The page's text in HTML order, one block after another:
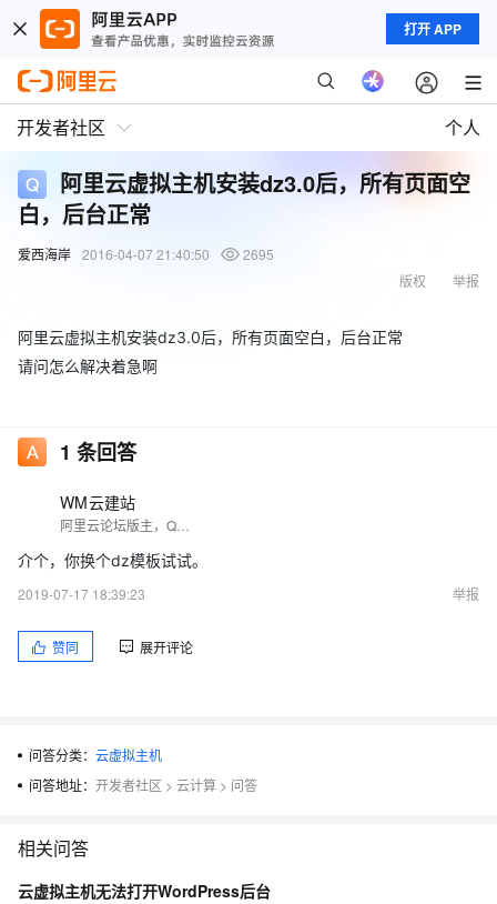
打开 APP
开发者社区 个人
阿里云虚拟主机安装dz3.0后，所有页面空
白，后台正常
爱西海岸 2016-04-07 21:40:50
2695
举报
版权
阿里云虚拟主机安装dz3.0后，所有页面空白，后台正常
请问怎么解决着急啊
1 条回答
WM云建站
介个，你换个dz模板试试。
2019-07-17 18:39:23
举报
赞同 展开评论
问答分类： 云虚拟主机
问答地址： 开发者社区 > 云计算 > 问答
相关问答
云虚拟主机无法打开WordPress后台